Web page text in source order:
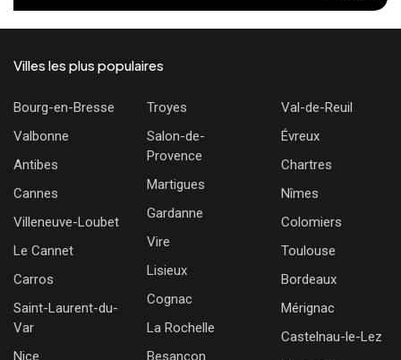
Villes les plus populaires
Bourg-en-Bresse
Valbonne
Antibes
Cannes
Villeneuve-Loubet
Le Cannet
Carros
Saint-Laurent-du-
Var
Nice
Troyes
Salon-de-
Provence
Martigues
Gardanne
Vire
Lisieux
Cognac
La Rochelle
Besançon
Val-de-Reuil
Évreux
Chartres
Nîmes
Colomiers
Toulouse
Bordeaux
Mérignac
Castelnau-le-Lez